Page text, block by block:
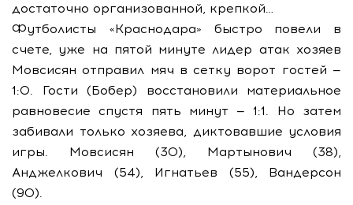
достаточно организованной, крепкой…
Футболисты «Краснодара» быстро повели в
счете, уже на пятой минуте лидер атак хозяев
Мовсисян отправил мяч в сетку ворот гостей —
1:0. Гости (Бобер) восстановили материальное
равновесие спустя пять минут — 1:1. Но затем
забивали только хозяева, диктовавшие условия
игры. Мовсисян (30), Мартынович (38),
Анджелкович (54), Игнатьев (55), Вандерсон
(90).